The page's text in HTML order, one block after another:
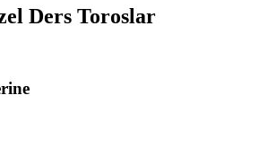
Ders Toroslar